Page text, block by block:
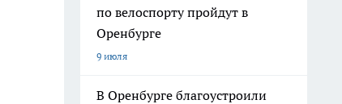
по велоспорту пройдут в
Оренбурге
9 июля
В Оренбурге благоустроили